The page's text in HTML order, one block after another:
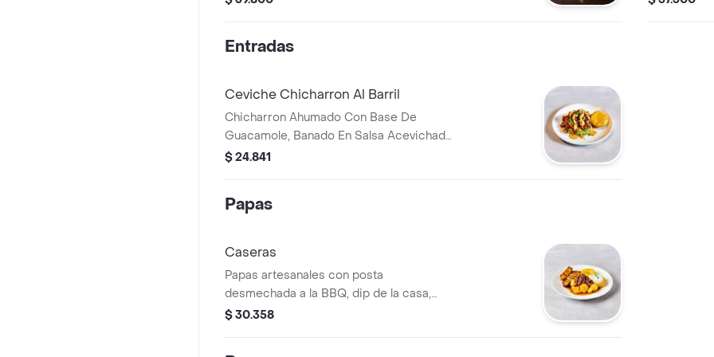
Entradas
Ceviche Chicharron Al Barril
Chicharron Ahumado Con Base De
Guacamole, Banado En Salsa Acevichada
De La Casa Acompanado De Patacon.
$ 24.841
Papas
Caseras
Papas artesanales con posta
desmechada a la BBQ, dip de la casa,
maduritos y ranchera al grill.
$ 30.358